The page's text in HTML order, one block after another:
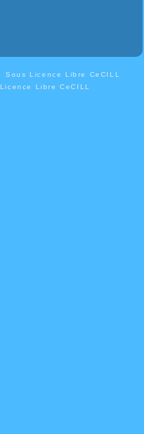
Sous Licence Libre CeCILL
Licence Libre CeCILL